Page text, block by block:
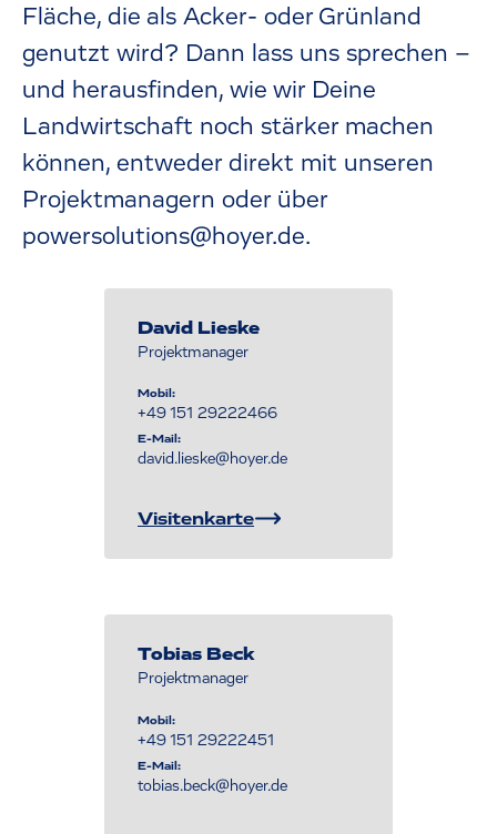
Fläche, die als Acker- oder Grünland
genutzt wird? Dann lass uns sprechen –
und herausfinden, wie wir Deine
Landwirtschaft noch stärker machen
können, entweder direkt mit unseren
Projektmanagern oder über
powersolutions@hoyer.de.
David Lieske
Projektmanager
Mobil:
+49 151 29222466
E-Mail:
david.lieske@hoyer.de
Visitenkarte
Tobias Beck
Projektmanager
Mobil:
+49 151 29222451
E-Mail:
tobias.beck@hoyer.de